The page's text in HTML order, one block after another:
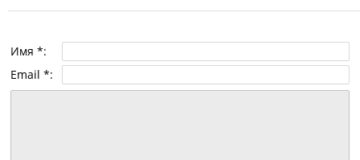
Имя *:
Email *: